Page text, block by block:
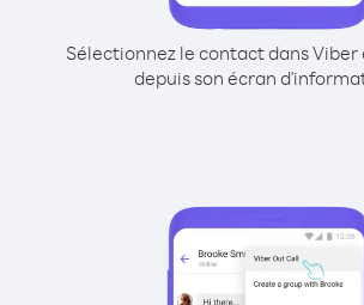
Sélectionnez le contact dans Viber
depuis son écran